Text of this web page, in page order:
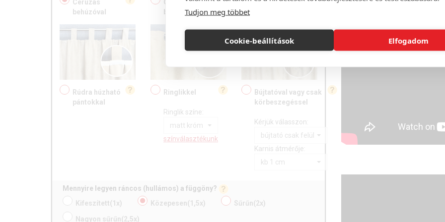
Tudjon meg többet
Cookie-beállítások Elfogadom
egybe kell toldani. Ez a varrás
függöny esztétikus, egységes
Ceruzás
behúzóval
Csokros
behúzóval
Rúdra húzható
Rúdra húzható
pántokkal
Ringlikkel
Ringlik színe:
matt króm
színválasztékunk
Bújtatóval vagy csak
körbeszegéssel
Kérjük válasszon:
bújtató csak felül
Karnis átmérője:
kb 1 cm
Mennyire legyen ráncos (hullámos) a függöny?
Kifeszített(1x) Közepesen(1,5x) Sűrűn(2x)
Nagyon sűrűn(2,5x)